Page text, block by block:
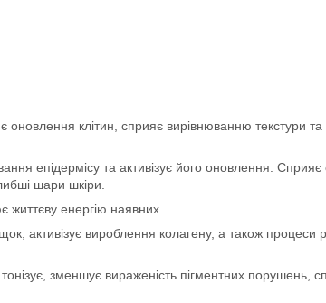
клітин, сприяє вирівнюванню текстури та
епідермісу та активізує його оновлення.
шари шкіри.
життєву енергію наявних.
активізує вироблення колагену, а також процеси
зменшує вираженість пігментних порушень,